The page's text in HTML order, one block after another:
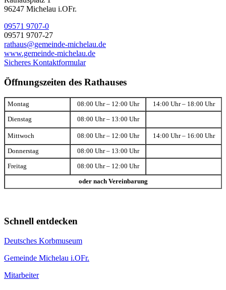
96247 Michelau i.OFr.
09571 9707-0
09571 9707-27
rathaus@gemeinde-michelau.de
www.gemeinde-michelau.de
Sicheres Kontaktformular
Öffnungszeiten des Rathauses
Montag 08:00 Uhr – 12:00 Uhr 14:00 Uhr – 18:00 Uhr
Dienstag 08:00 Uhr – 13:00 Uhr
Mittwoch 08:00 Uhr – 12:00 Uhr 14:00 Uhr – 16:00 Uhr
Donnerstag 08:00 Uhr – 13:00 Uhr
Freitag 08:00 Uhr – 12:00 Uhr
oder nach Vereinbarung
Schnell entdecken
Deutsches Korbmuseum
Gemeinde Michelau i.OFr.
Mitarbeiter